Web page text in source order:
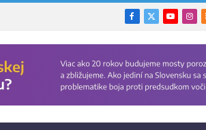
Facebook
X